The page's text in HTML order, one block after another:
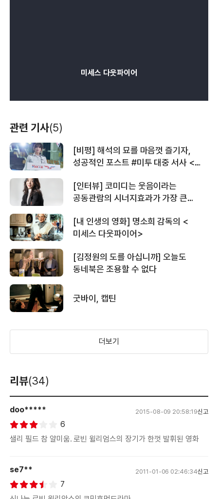
미세스 다웃파이어
관련 기사(5)
[비평] 해석의 묘를 마음껏 즐기자,
성공적인 포스트 #미투 대중 서사 <
[인터뷰] 코미디는 웃음이라는
공동관람의 시너지효과가 가장 큰
김명진 쇼트케이크 대표, 김재중 무비락
대표
[내 인생의 영화] 명소희 감독의 <
미세스 다웃파이어>
[김정원의 도를 아십니까] 오늘도
동네북은 조용할 수 없다
굿바이, 캡틴
더보기
리뷰(34)
doo***** 2015-08-09 20:58:19신고
6
샐리 필드 참 얄미움. 로빈 윌리엄스의 장기가 한껏 발휘된 영화
se7** 2011-01-06 02:46:34신고
7